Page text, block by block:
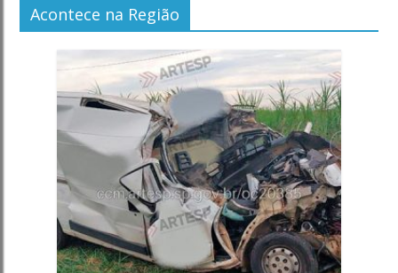
Acontece na Região